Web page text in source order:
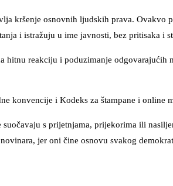
kršenje osnovnih ljudskih prava. Ovakvo
i istražuju u ime javnosti, bez pritisaka i
reakciju i poduzimanje odgovarajućih
konvencije i Kodeks za štampane i
s prijetnjama, prijekorima ili
jer oni čine osnovu svakog